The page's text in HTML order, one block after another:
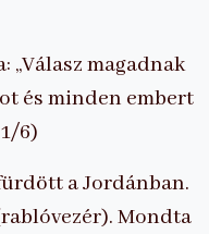
„Válasz magadnak
és minden embert
6)
a Jordánban.
Mondta